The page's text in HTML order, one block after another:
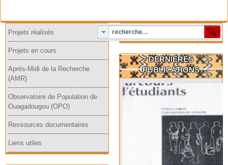
Projets réalisés
Projets en cours
Après-Midi de la Recherche
(AMR)
Observatoire de Population de
Ouagadougou (OPO)
Ressources documentaires
Liens utiles
DERNIERES
PUBLICATIONS